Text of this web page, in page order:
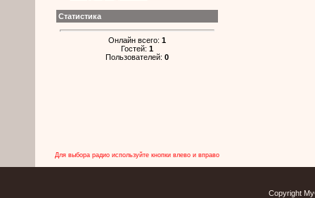
Статистика
Онлайн всего: 1
Гостей: 1
Пользователей: 0
Для выбора радио используйте кнопки влево и вправо
Copyright